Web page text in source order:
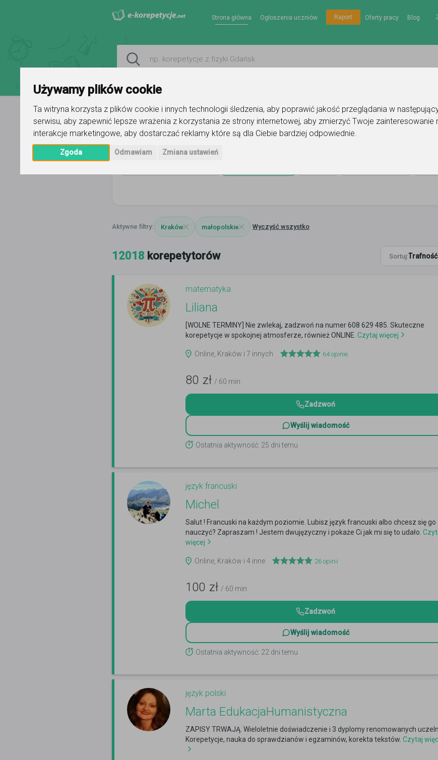
Używamy plików cookie
Ta witryna korzysta z plików cookie i innych technologii śledzenia, aby poprawić jakość przeglądania w
serwisu, aby zapewnić lepsze wrażenia z korzystania ze strony internetowej, aby zmierzyć Twoje zainteresowanie
interakcje marketingowe, aby dostarczać reklamy które są dla Ciebie bardziej odpowiednie.
Zgoda Odmawiam Zmiana ustawień
Strona główna Ogłoszenia uczniów Raport Oferty pracy Blog
Strona główna małopolskie Kraków
Kraków małopolskie Wyczyść wszystko
12018 korepetytorów Sortuj:Trafność
matematyka
Liliana
[WOLNE TERMINY] Nie zwlekaj, zadzwoń na numer 608 629 485. Skuteczne
korepetycje w spokojnej atmosferze, również ONLINE. Czytaj więcej
Online, Kraków i 7 innych 64opinie
80 zł / 60 min
Zadzwoń
Wyślij wiadomość
Ostatnia aktywność: 25 dni temu
język francuski
Michel
Salut ! Francuski na każdym poziomie. Lubisz język francuski albo chcesz się go
nauczyć? Zapraszam ! Jestem dwujęzyczny i pokaże Ci jak mi się to udało.
więcej
Online, Kraków i 4 inne 26 opinii
100 zł / 60 min
Zadzwoń
Wyślij wiadomość
Ostatnia aktywność: 22 dni temu
język polski
Marta EdukacjaHumanistyczna
ZAPISY TRWAJĄ. Wieloletnie doświadczenie i 3 dyplomy renomowanych
Korepetycje, nauka do sprawdzianów i egzaminów, korekta tekstów. Czytaj